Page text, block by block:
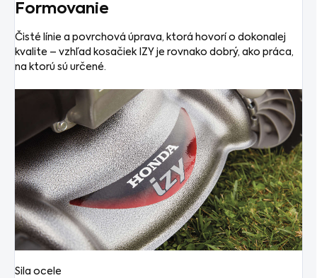
Formovanie
Čisté línie a povrchová úprava, ktorá hovorí o dokonalej
kvalite – vzhľad kosačiek IZY je rovnako dobrý, ako práca,
na ktorú sú určené.
Sila ocele